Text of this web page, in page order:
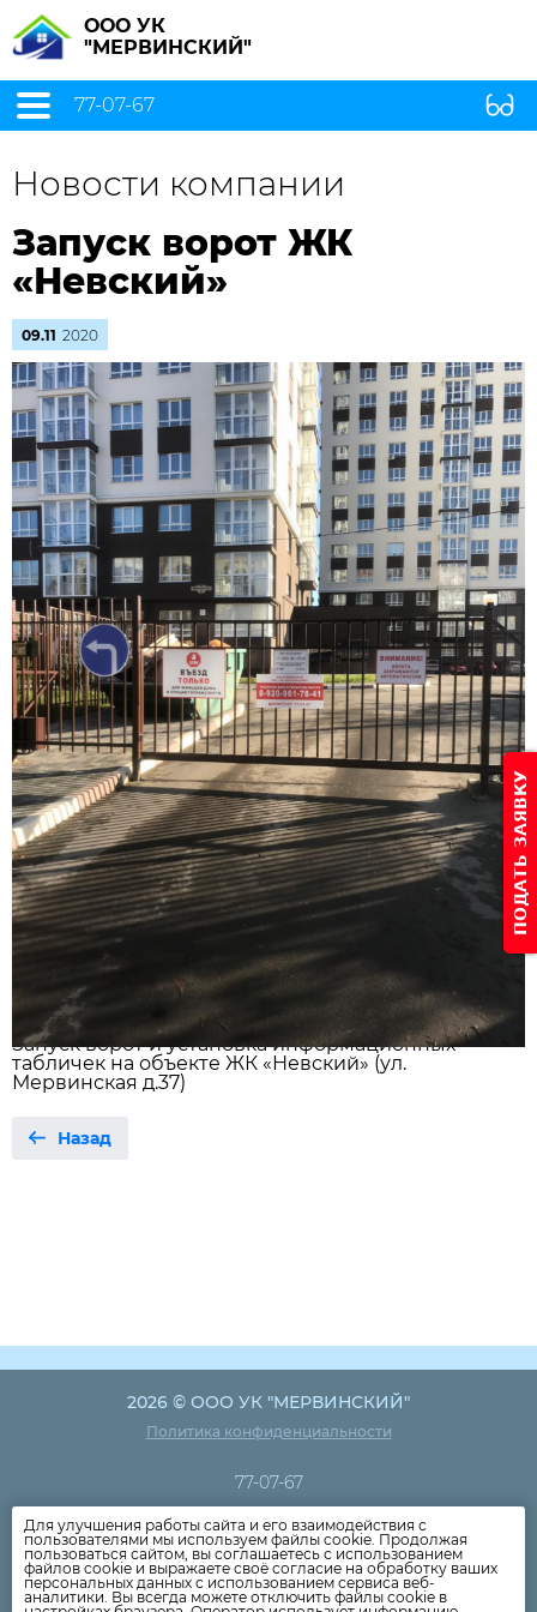
ООО УК
"МЕРВИНСКИЙ"
77-07-67
Новости компании
Запуск ворот ЖК
«Невский»
09.11 2020
Запуск ворот и установка информационных
табличек на объекте ЖК «Невский» (ул.
Мервинская д.37)
Назад
2026 © ООО УК "МЕРВИНСКИЙ"
Политика конфиденциальности
77-07-67
Новости компании
Как оплатить
Дома
Для улучшения работы сайта и его взаимодействия с
пользователями мы используем файлы cookie. Продолжая
пользоваться сайтом, вы соглашаетесь с использованием
файлов cookie и выражаете своё согласие на обработку ваших
персональных данных с использованием сервиса веб-
аналитики. Вы всегда можете отключить файлы cookie в
ПОДАТЬ ЗАЯВКУ